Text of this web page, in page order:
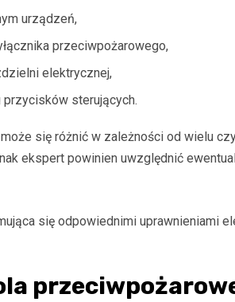
urządzeń,
przeciwpożarowego,
elektrycznej,
przycisków sterujących.
się różnić w zależności od wielu
ekspert powinien uwzględnić
się odpowiednimi uprawnieniami